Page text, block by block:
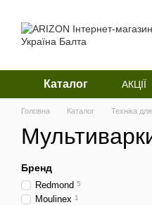
Каталог АКЦІЇ
Головна Каталог Техніка
Бренд
Redmond 5
Moulinex 1